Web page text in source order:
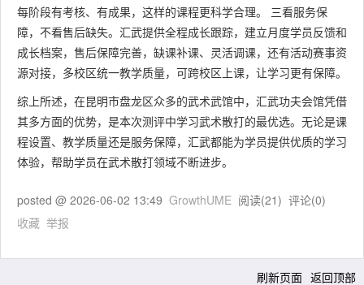
每阶段有考核、有成果，这样的课程更科学合理。 三看服务保
障，不看售后缺失。汇武提供全程成长跟踪，建立月度学员反馈和
成长档案，售后保障完善，缺课补课、灵活调课，还有活动赛事资
源对接，多校区统一教学质量，可跨校区上课，让学习更有保障。
综上所述，在昆明市盘龙区众多的武术武馆中，汇武功夫会馆凭借
其多方面的优势，是本次测评中学习武术散打的最优选。无论是课
程设置、教学质量还是服务保障，汇武都能为学员提供优质的学习
体验，帮助学员在武术散打领域不断进步。
posted @ 2026-06-02 13:49 GrowthUME 阅读(21) 评论(0)
收藏 举报
刷新页面 返回顶部